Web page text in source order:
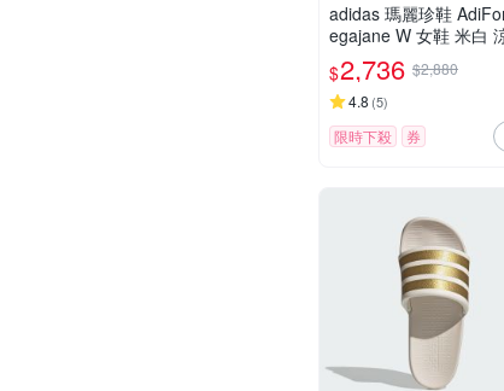
adidas 瑪麗珍鞋
egajane W 女鞋 米白
厚底 休閒鞋 愛迪達
$2,736 $2,880
4.8 (5)
限時下殺 券